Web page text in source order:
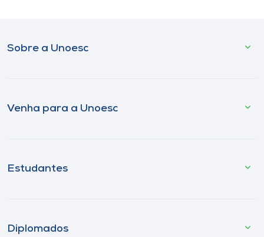
Sobre a Unoesc
Venha para a Unoesc
Estudantes
Diplomados